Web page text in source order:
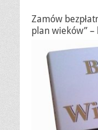
Zamów
plan wieków”